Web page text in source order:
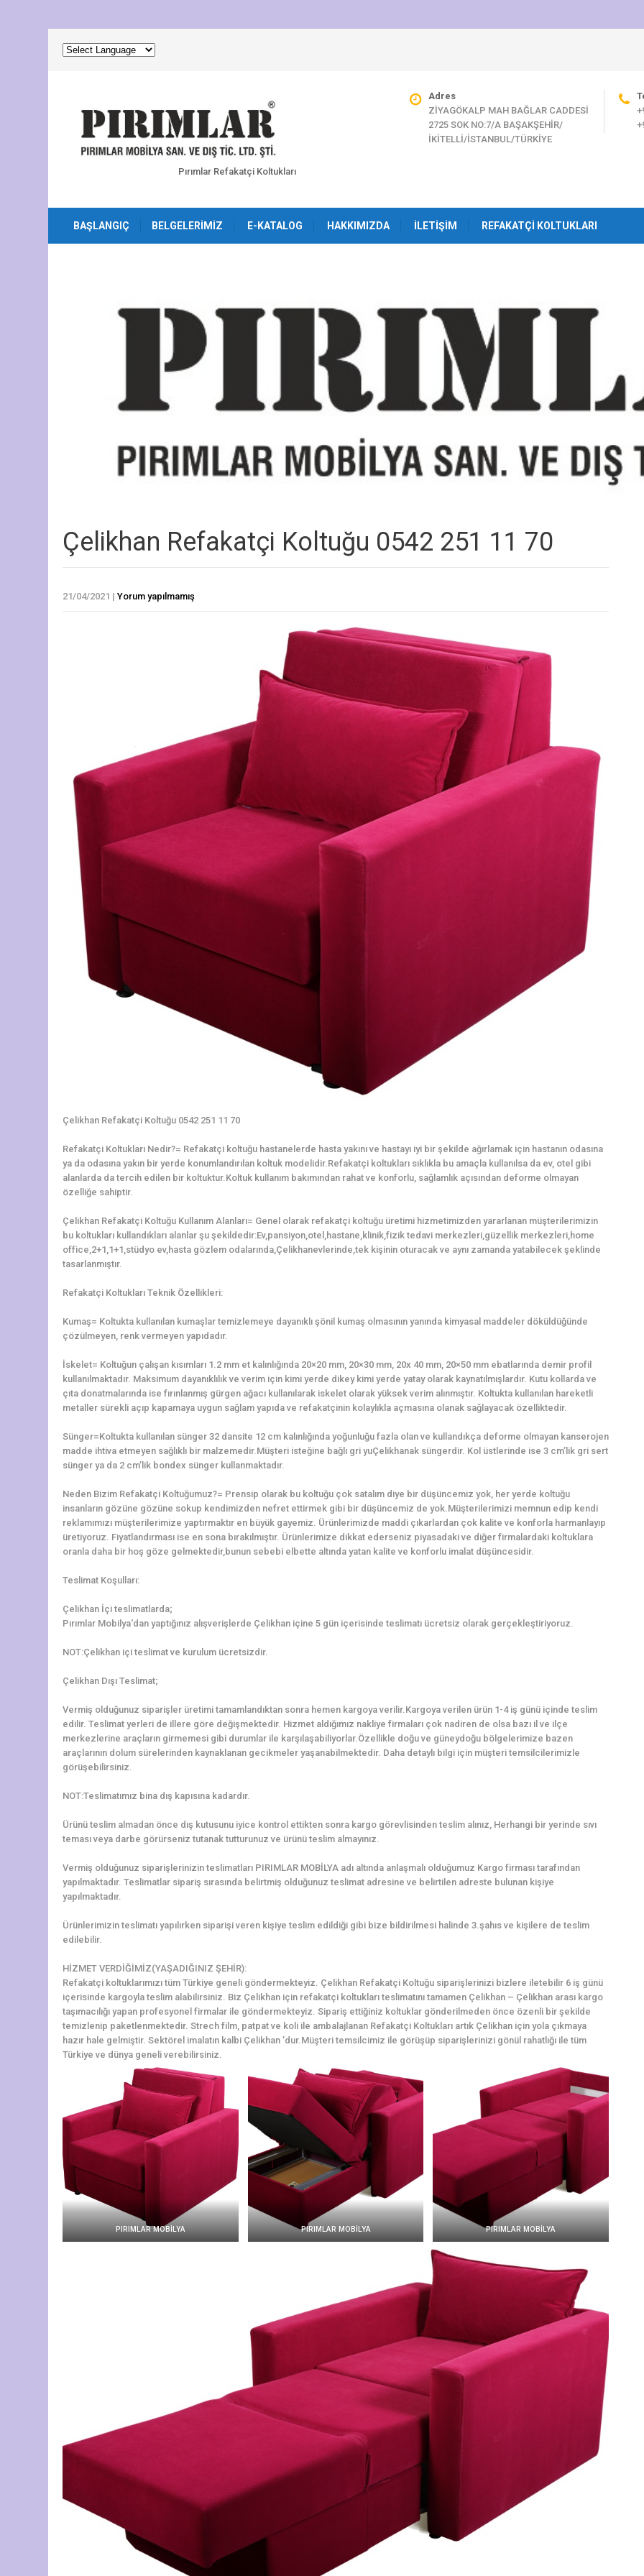
Pırımlar Refakatçi Koltukları
Adres
ZİYAGÖKALP MAH BAĞLAR CADDESİ
2725 SOK NO:7/A BAŞAKŞEHİR/
İKİTELLİ/İSTANBUL/TÜRKİYE
BAŞLANGIÇ BELGELERIMIZ E-KATALOG HAKKIMIZDA İLETIŞIM REFAKATÇI KOLTUKLARI
Çelikhan Refakatçi Koltuğu 0542 251 11 70
21/04/2021 | Yorum yapılmamış
Çelikhan Refakatçi Koltuğu 0542 251 11 70
Refakatçi Koltukları Nedir?= Refakatçi koltuğu hastanelerde hasta yakını ve hastayı iyi bir şekilde ağırlamak için hastanın odasına
ya da odasına yakın bir yerde konumlandırılan koltuk modelidir.Refakatçi koltukları sıklıkla bu amaçla kullanılsa da ev, otel gibi
alanlarda da tercih edilen bir koltuktur.Koltuk kullanım bakımından rahat ve konforlu, sağlamlık açısından deforme olmayan
özelliğe sahiptir.
Çelikhan Refakatçi Koltuğu Kullanım Alanları= Genel olarak refakatçi koltuğu üretimi hizmetimizden yararlanan müşterilerimizin
bu koltukları kullandıkları alanlar şu şekildedir:Ev,pansiyon,otel,hastane,klinik,fizik tedavi merkezleri,güzellik merkezleri,home
office,2+1,1+1,stüdyo ev,hasta gözlem odalarında,Çelikhanevlerinde,tek kişinin oturacak ve aynı zamanda yatabilecek şeklinde
tasarlanmıştır.
Refakatçi Koltukları Teknik Özellikleri:
Kumaş= Koltukta kullanılan kumaşlar temizlemeye dayanıklı şönil kumaş olmasının yanında kimyasal maddeler döküldüğünde
çözülmeyen, renk vermeyen yapıdadır.
İskelet= Koltuğun çalışan kısımları 1.2 mm et kalınlığında 20×20 mm, 20×30 mm, 20x 40 mm, 20×50 mm ebatlarında demir profil
kullanılmaktadır. Maksimum dayanıklılık ve verim için kimi yerde dikey kimi yerde yatay olarak kaynatılmışlardır. Kutu kollarda ve
çıta donatmalarında ise fırınlanmış gürgen ağacı kullanılarak iskelet olarak yüksek verim alınmıştır. Koltukta kullanılan hareketli
metaller sürekli açıp kapamaya uygun sağlam yapıda ve refakatçinin kolaylıkla açmasına olanak sağlayacak özelliktedir.
Sünger=Koltukta kullanılan sünger 32 dansite 12 cm kalınlığında yoğunluğu fazla olan ve kullandıkça deforme olmayan kanserojen
madde ihtiva etmeyen sağlıklı bir malzemedir.Müşteri isteğine bağlı gri yuÇelikhanak süngerdir. Kol üstlerinde ise 3 cm’lik gri sert
sünger ya da 2 cm’lik bondex sünger kullanmaktadır.
Neden Bizim Refakatçi Koltuğumuz?= Prensip olarak bu koltuğu çok satalım diye bir düşüncemiz yok, her yerde koltuğu
insanların gözüne gözüne sokup kendimizden nefret ettirmek gibi bir düşüncemiz de yok.Müşterilerimizi memnun edip kendi
reklamımızı müşterilerimize yaptırmaktır en büyük gayemiz. Ürünlerimizde maddi çıkarlardan çok kalite ve konforla harmanlayıp
üretiyoruz. Fiyatlandırması ise en sona bırakılmıştır. Ürünlerimize dikkat ederseniz piyasadaki ve diğer firmalardaki koltuklara
oranla daha bir hoş göze gelmektedir,bunun sebebi elbette altında yatan kalite ve konforlu imalat düşüncesidir.
Teslimat Koşulları:
Çelikhan İçi teslimatlarda;
Pırımlar Mobilya‘dan yaptığınız alışverişlerde Çelikhan içine 5 gün içerisinde teslimatı ücretsiz olarak gerçekleştiriyoruz.
NOT:Çelikhan içi teslimat ve kurulum ücretsizdir.
Çelikhan Dışı Teslimat;
Vermiş olduğunuz siparişler üretimi tamamlandıktan sonra hemen kargoya verilir.Kargoya verilen ürün 1-4 iş günü içinde teslim
edilir. Teslimat yerleri de illere göre değişmektedir. Hizmet aldığımız nakliye firmaları çok nadiren de olsa bazı il ve ilçe
merkezlerine araçların girmemesi gibi durumlar ile karşılaşabiliyorlar.Özellikle doğu ve güneydoğu bölgelerimize bazen
araçlarının dolum sürelerinden kaynaklanan gecikmeler yaşanabilmektedir. Daha detaylı bilgi için müşteri temsilcilerimizle
görüşebilirsiniz.
NOT:Teslimatımız bina dış kapısına kadardır.
Ürünü teslim almadan önce dış kutusunu iyice kontrol ettikten sonra kargo görevlisinden teslim alınız, Herhangi bir yerinde sıvı
teması veya darbe görürseniz tutanak tutturunuz ve ürünü teslim almayınız.
Vermiş olduğunuz siparişlerinizin teslimatları PIRIMLAR MOBİLYA adı altında anlaşmalı olduğumuz Kargo firması tarafından
yapılmaktadır. Teslimatlar sipariş sırasında belirtmiş olduğunuz teslimat adresine ve belirtilen adreste bulunan kişiye
yapılmaktadır.
Ürünlerimizin teslimatı yapılırken siparişi veren kişiye teslim edildiği gibi bize bildirilmesi halinde 3.şahıs ve kişilere de teslim
edilebilir.
HİZMET VERDİĞİMİZ(YAŞADIĞINIZ ŞEHİR):
Refakatçi koltuklarımızı tüm Türkiye geneli göndermekteyiz. Çelikhan Refakatçi Koltuğu siparişlerinizi bizlere iletebilir 6 iş günü
içerisinde kargoyla teslim alabilirsiniz. Biz Çelikhan için refakatçi koltukları teslimatını tamamen Çelikhan – Çelikhan arası kargo
taşımacılığı yapan profesyonel firmalar ile göndermekteyiz. Sipariş ettiğiniz koltuklar gönderilmeden önce özenli bir şekilde
temizlenip paketlenmektedir. Strech film, patpat ve koli ile ambalajlanan Refakatçi Koltukları artık Çelikhan için yola çıkmaya
hazır hale gelmiştir. Sektörel imalatın kalbi Çelikhan ’dur.Müşteri temsilcimiz ile görüşüp siparişlerinizi gönül rahatlığı ile tüm
Türkiye ve dünya geneli verebilirsiniz.
PIRIMLAR MOBİLYA PIRIMLAR MOBİLYA PIRIMLAR MOBİLYA